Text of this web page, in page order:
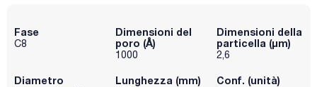
Fase
C8
Dimensioni del
poro (Å)
1000
Dimensioni della
particella (μm)
2,6
Diametro
Lunghezza (mm) Conf. (unità)